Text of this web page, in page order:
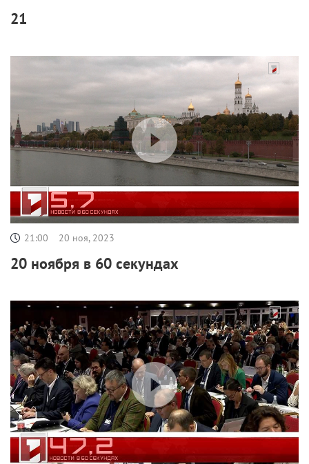
21
21:00 20 ноя, 2023
20 ноября в 60 секундах